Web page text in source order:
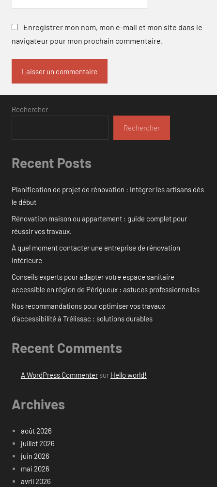
Enregistrer mon nom, mon e-mail et mon site dans le
navigateur pour mon prochain commentaire.
Rechercher
Rechercher
Recent Posts
Planification de projet de rénovation : Intégrer les artisans dès
le début
Rénovation maison ou appartement : guide complet pour
réussir vos travaux.
À quel moment contacter une entreprise de rénovation
intérieure
Conseils experts pour adapter votre espace sanitaire
accessible en région de Périgueux : astuces professionnelles
Nos recommandations pour optimiser vos travaux
d’accessibilité à Trélissac : solutions durables
Recent Comments
A WordPress Commentersur Hello world!
Archives
août 2026
juillet 2026
juin 2026
mai 2026
avril 2026